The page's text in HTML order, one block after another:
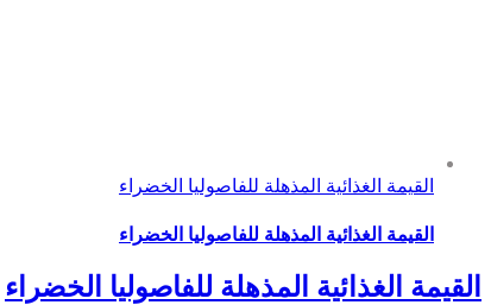
القيمة الغذائية المذهلة للفاصوليا الخضراء
القيمة الغذائية المذهلة للفاصوليا الخضراء
القيمة الغذائية المذهلة للفاصوليا الخضراء